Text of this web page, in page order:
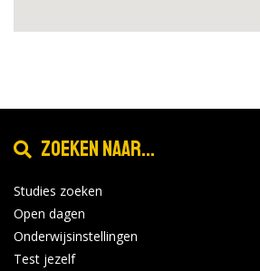
Zoeken naar...
Studies zoeken
Open dagen
Onderwijsinstellingen
Test jezelf